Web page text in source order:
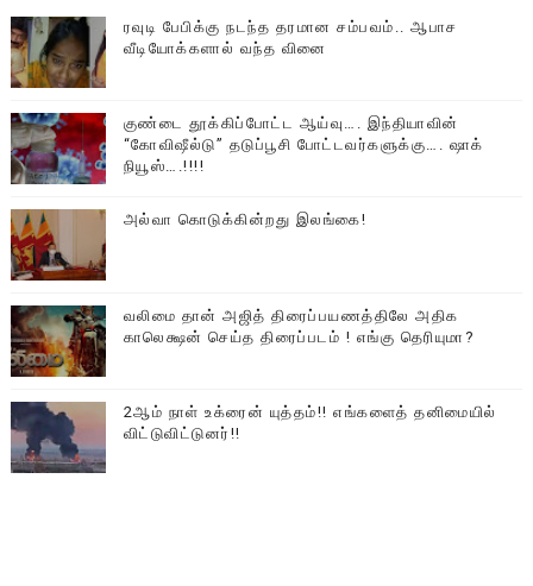
ரவுடி பேபிக்கு நடந்த தரமான சம்பவம்.. ஆபாச
வீடியோக்களால் வந்த வினை
குண்டை தூக்கிப்போட்ட ஆய்வு…. இந்தியாவின்
“கோவிஷீல்டு” தடுப்பூசி போட்டவர்களுக்கு…. ஷாக்
நியூஸ்….!!!!
அல்வா கொடுக்கின்றது இலங்கை!
வலிமை தான் அஜித் திரைப்பயணத்திலே அதிக
காலெக்ஷன் செய்த திரைப்படம் ! எங்கு தெரியுமா?
2ஆம் நாள் உக்ரைன் யுத்தம்!! எங்களைத் தனிமையில்
விட்டுவிட்டுனர்!!